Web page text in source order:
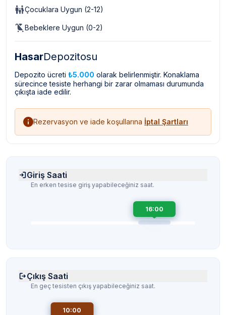
Çocuklara Uygun (2-12)
Bebeklere Uygun (0-2)
HasarDepozitosu
Depozito ücreti ₺5.000 olarak belirlenmiştir. Konaklama
sürecince tesiste herhangi bir zarar olmaması durumunda
çıkışta iade edilir.
Rezervasyon ve iade koşullarına İptal Şartları
Giriş Saati
En erken tesise giriş yapabileceğiniz saat.
16:00
Çıkış Saati
En geç tesisten çıkış yapabileceğiniz saat.
10:00